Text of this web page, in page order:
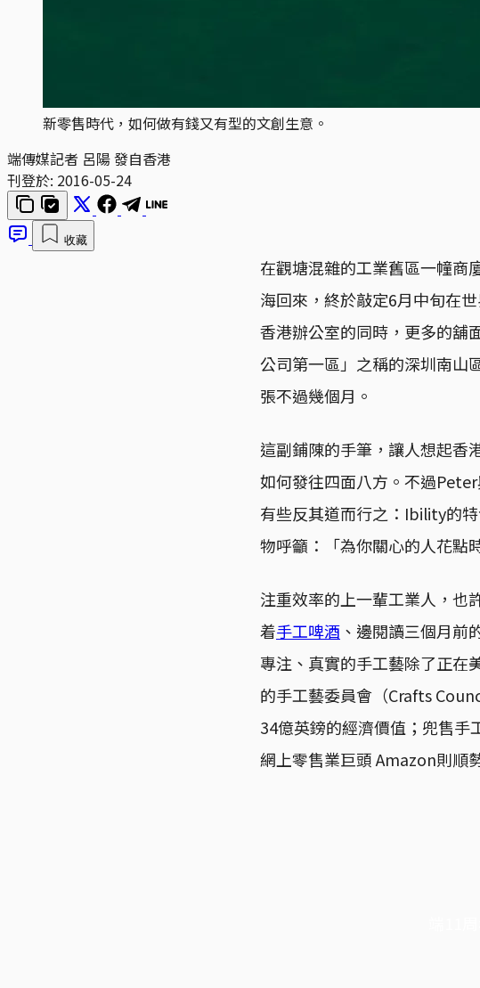
新零售時代，如何做有錢又有型的文創生意。
端傳媒記者 呂陽 發自香港
刊登於: 2016-05-24
收藏
在觀塘混雜的工業舊區一幢商
海回來，終於敲定6月中旬在
香港辦公室的同時，更多的舖
公司第一區」之稱的深圳南山
張不過幾個月。
這副鋪陳的手筆，讓人想起香
如何發往四面八方。不過
有些反其道而行之：Ibility的
物呼籲：「為你關心的人花點
注重效率的上一輩工業人，也
着手工啤酒 、邊閱讀三個月前
專注、真實的手工藝除了正在
的手工藝委員會（Crafts
34億英鎊的經濟價值；兜售手
網上零售業巨頭 Amazon則順